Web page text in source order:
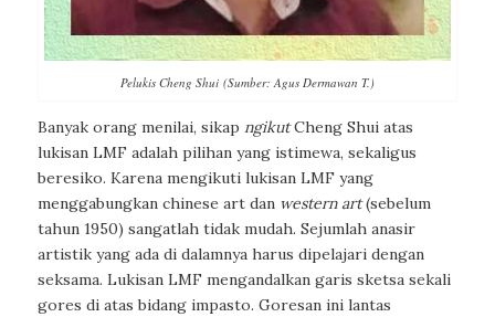
Pelukis Cheng Shui (Sumber: Agus Dermawan T.)
Banyak orang menilai, sikap ngikutCheng Shui atas
lukisan LMF adalah pilihan yang istimewa, sekaligus
beresiko. Karena mengikuti lukisan LMF yang
menggabungkan chinese art dan western art(sebelum
tahun 1950) sangatlah tidak mudah. Sejumlah anasir
artistik yang ada di dalamnya harus dipelajari dengan
seksama. Lukisan LMF mengandalkan garis sketsa sekali
gores di atas bidang impasto. Goresan ini lantas